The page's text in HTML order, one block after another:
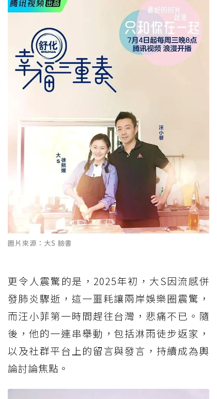
圖片來源：大S 臉書
更令人震驚的是，2025年初，大S因流感併
發肺炎驟逝，這一噩耗讓兩岸娛樂圈震驚，
而汪小菲第一時間趕往台灣，悲痛不已。隨
後，他的一連串舉動，包括淋雨徒步返家，
以及社群平台上的留言與發言，持續成為輿
論討論焦點。